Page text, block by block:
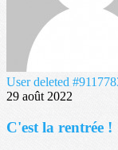
User deleted
29 août 2022
C'est la rentrée !